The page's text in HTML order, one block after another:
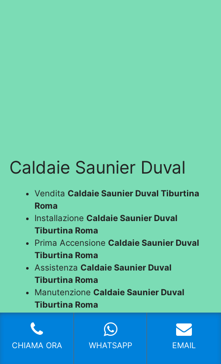
Caldaie Saunier Duval
Vendita Caldaie Saunier Duval Tiburtina
Roma
Installazione Caldaie Saunier Duval
Tiburtina Roma
Prima Accensione Caldaie Saunier Duval
Tiburtina Roma
Assistenza Caldaie Saunier Duval
Tiburtina Roma
Manutenzione Caldaie Saunier Duval
Tiburtina Roma
RiparazioneCaldaie Saunier Duval
Tiburtina Roma
Pronto InterventoCaldaie Saunier Duval
CHIAMA ORA WHATSAPP EMAIL